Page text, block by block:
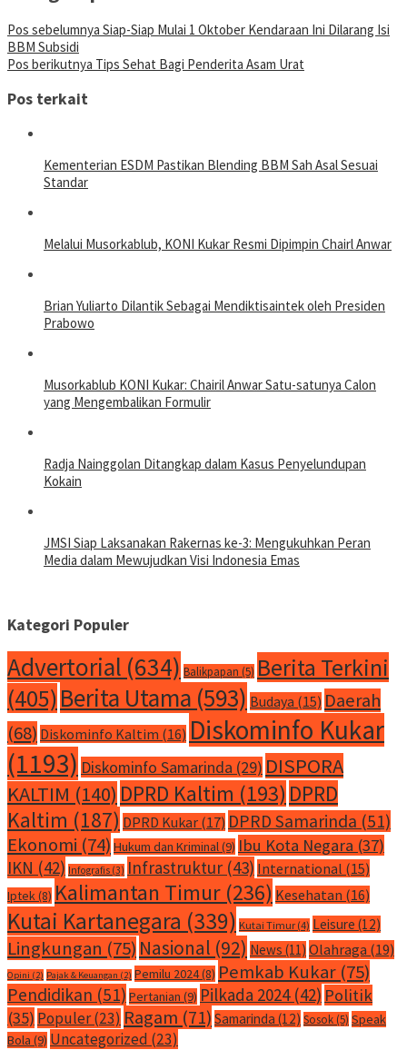
Pos sebelumnya Siap-Siap Mulai 1 Oktober Kendaraan Ini Dilarang Isi
BBM Subsidi
Pos berikutnya Tips Sehat Bagi Penderita Asam Urat
Pos terkait
Kementerian ESDM Pastikan Blending BBM Sah Asal Sesuai
Standar
Melalui Musorkablub, KONI Kukar Resmi Dipimpin Chairl Anwar
Brian Yuliarto Dilantik Sebagai Mendiktisaintek oleh Presiden
Prabowo
Musorkablub KONI Kukar: Chairil Anwar Satu-satunya Calon
yang Mengembalikan Formulir
Radja Nainggolan Ditangkap dalam Kasus Penyelundupan
Kokain
JMSI Siap Laksanakan Rakernas ke-3: Mengukuhkan Peran
Media dalam Mewujudkan Visi Indonesia Emas
Kategori Populer
Advertorial (634) Balikpapan (5) Berita Terkini
(405)Berita Utama (593) Budaya (15) Daerah
(68) Diskominfo Kaltim (16) Diskominfo Kukar
(1193) Diskominfo Samarinda (29) DISPORA
KALTIM (140) DPRD Kaltim (193) DPRD
Kaltim (187) DPRD Kukar (17) DPRD Samarinda (51)
Ekonomi (74) Hukum dan Kriminal(9) Ibu Kota Negara (37)
IKN (42) Infografis (3) Infrastruktur (43) International (15)
Iptek(8) Kalimantan Timur (236) Kesehatan (16)
Kutai Kartanegara (339) Kutai Timur (4) Leisure (12)
Lingkungan (75) Nasional (92) News (11) Olahraga (19)
Opini (2) Pajak & Keuangan (2) Pemilu 2024(8) Pemkab Kukar (75)
Pendidikan (51) Pertanian (9) Pilkada 2024(42) Politik
(35) Populer(23) Ragam (71) Samarinda (12) Sosok(5) Speak
Bola (9) Uncategorized (23)